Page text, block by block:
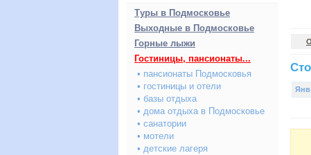
Туры в Подмосковье
Выходные в Подмосковье
Горные лыжи
Гостиницы, пансионаты...
• пансионаты Подмосковья
• гостиницы и отели
• базы отдыха
• дома отдыха в Подмосковье
• санатории
• мотели
• детские лагеря
Янв